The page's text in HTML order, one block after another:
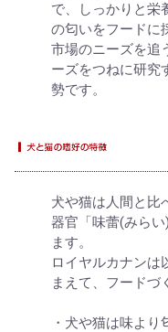
で、しっかりと栄
の匂いをフードに
市場のニーズを追
ーズをつねに研究
勢です。
犬や猫は人間と比
器官「味蕾(みら
ます。
ロイヤルカナンは
まえて、フードづ
・犬や猫は味より